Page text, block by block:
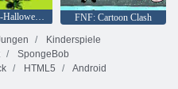
SpongeBob-Halloween-Malbuch
FNF: Cartoon Clash
Kinderspiele
SpongeBob
HTML5 Android